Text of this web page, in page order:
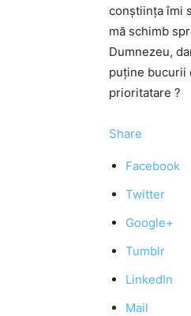
conştiinţa îmi
mă schimb
Dumnezeu,
puţine bucurii
prioritatare ?
Share
Facebook
Twitter
Google+
Tumblr
LinkedIn
Mail